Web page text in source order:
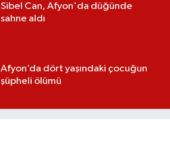
Sibel Can, Afyon'da düğünde
sahne aldı
Afyon’da dört yaşındaki çocuğun
şüpheli ölümü